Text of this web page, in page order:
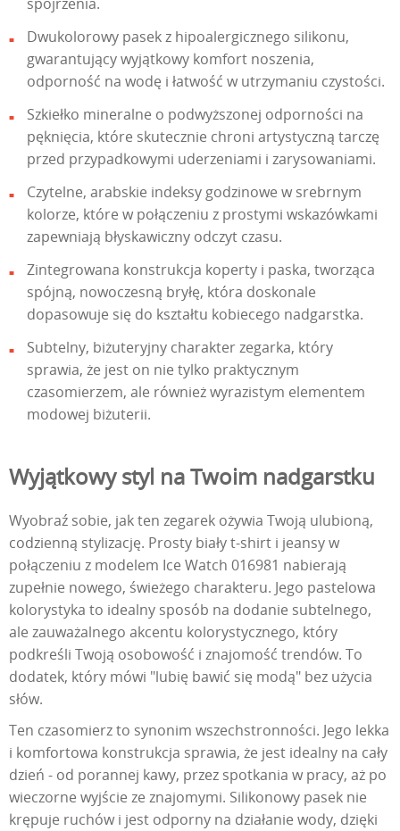
Dwukolorowy pasek z hipoalergicznego silikonu,
gwarantujący wyjątkowy komfort noszenia,
odporność na wodę i łatwość w utrzymaniu czystości.
Szkiełko mineralne o podwyższonej odporności na
pęknięcia, które skutecznie chroni artystyczną tarczę
przed przypadkowymi uderzeniami i zarysowaniami.
Czytelne, arabskie indeksy godzinowe w srebrnym
kolorze, które w połączeniu z prostymi wskazówkami
zapewniają błyskawiczny odczyt czasu.
Zintegrowana konstrukcja koperty i paska, tworząca
spójną, nowoczesną bryłę, która doskonale
dopasowuje się do kształtu kobiecego nadgarstka.
Subtelny, biżuteryjny charakter zegarka, który
sprawia, że jest on nie tylko praktycznym
czasomierzem, ale również wyrazistym elementem
modowej biżuterii.
Wyjątkowy styl na Twoim nadgarstku
Wyobraź sobie, jak ten zegarek ożywia Twoją ulubioną,
codzienną stylizację. Prosty biały t-shirt i jeansy w
połączeniu z modelem Ice Watch 016981 nabierają
zupełnie nowego, świeżego charakteru. Jego pastelowa
kolorystyka to idealny sposób na dodanie subtelnego,
ale zauważalnego akcentu kolorystycznego, który
podkreśli Twoją osobowość i znajomość trendów. To
dodatek, który mówi "lubię bawić się modą" bez użycia
słów.
Ten czasomierz to synonim wszechstronności. Jego lekka
i komfortowa konstrukcja sprawia, że jest idealny na cały
dzień - od porannej kawy, przez spotkania w pracy, aż po
wieczorne wyjście ze znajomymi. Silikonowy pasek nie
krępuje ruchów i jest odporny na działanie wody, dzięki